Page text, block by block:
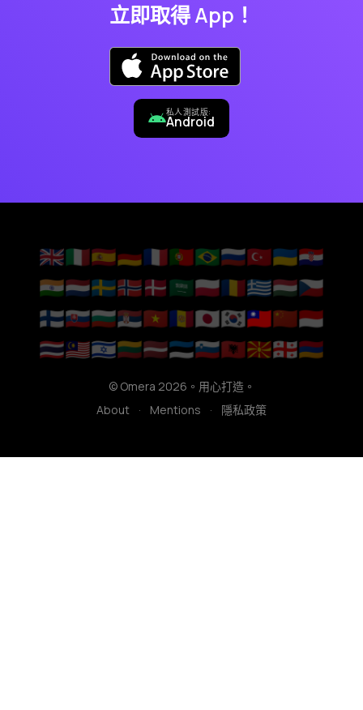
立即取得 App！
私人測試版:
Android
🇬🇧🇮🇹🇪🇸🇩🇪🇫🇷🇵🇹🇧🇷🇷🇺🇹🇷🇺🇦🇭🇷
🇮🇳🇳🇱🇸🇪🇳🇴🇩🇰🇸🇦🇵🇱🇷🇴🇬🇷🇭🇺🇨🇿
🇫🇮🇸🇰🇧🇬🇷🇸🇻🇳🇦🇩🇯🇵🇰🇷🇹🇼🇨🇳🇮🇩
🇹🇭🇲🇾🇮🇱🇱🇹🇱🇻🇪🇪🇸🇮🇦🇱🇲🇰🇬🇪🇦🇲
© Omera 2026。用心打造。
About
· Mentions · 隱私政策